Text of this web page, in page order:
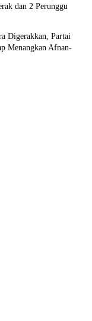
dan 2 Perunggu
Digerakkan, Partai
Menangkan Afnan-